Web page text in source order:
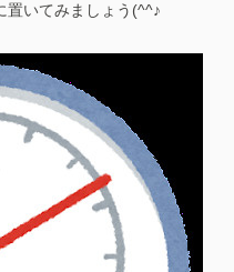
置いてみましょう(^^♪